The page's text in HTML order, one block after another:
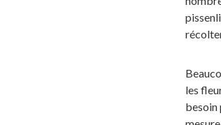
les
besoin